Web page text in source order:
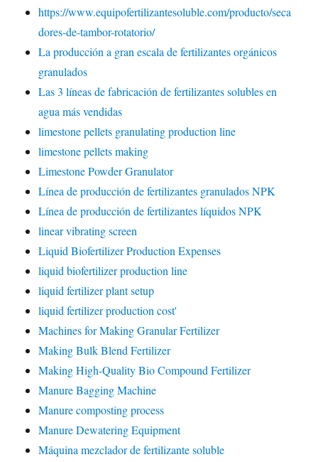
https://www.equipofertilizantesoluble.com/producto/seca
dores-de-tambor-rotatorio/
La producción a gran escala de fertilizantes orgánicos
granulados
Las 3 líneas de fabricación de fertilizantes solubles en
agua más vendidas
limestone pellets granulating production line
limestone pellets making
Limestone Powder Granulator
Línea de producción de fertilizantes granulados NPK
Línea de producción de fertilizantes líquidos NPK
linear vibrating screen
Liquid Biofertilizer Production Expenses
liquid biofertilizer production line
liquid fertilizer plant setup
liquid fertilizer production cost'
Machines for Making Granular Fertilizer
Making Bulk Blend Fertilizer
Making High-Quality Bio Compound Fertilizer
Manure Bagging Machine
Manure composting process
Manure Dewatering Equipment
Máquina mezclador de fertilizante soluble